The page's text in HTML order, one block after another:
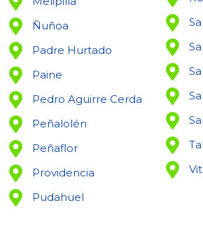
Ñuñoa
Padre Hurtado
Paine
Pedro Aguirre Cerda
Peñalolén
Peñaflor
Providencia
Pudahuel